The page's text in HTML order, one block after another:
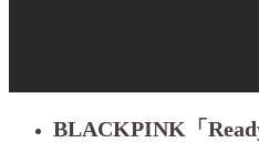
BLACKPINK「